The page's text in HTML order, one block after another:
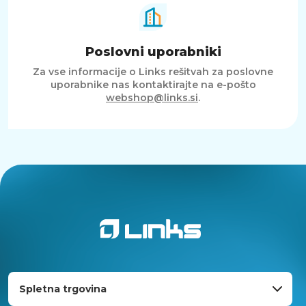
Poslovni uporabniki
Za vse informacije o Links rešitvah za poslovne
uporabnike nas kontaktirajte na e-pošto
webshop@links.si.
Spletna trgovina